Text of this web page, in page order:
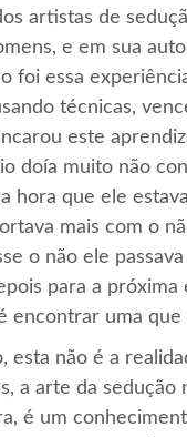
artistas de
e em sua
foi essa
técnicas,
este
doía muito não
hora que ele
mais com o
o não ele
para a próxima
encontrar uma que
esta não é a
a arte da sedução
é um